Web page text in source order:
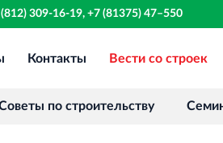
309-16-19, +7 (81375) 47–550
группа
в Санкт‐
Контакты Вести со строек
по строительству